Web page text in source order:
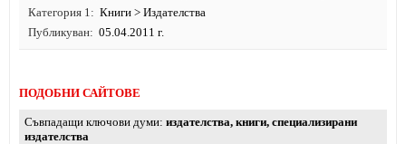
Категория 1
Книги > Издателства
Публикуван
05.04.2011 г.
ПОДОБНИ САЙТОВЕ
Съвпадащи ключови думи издателства, книги, специализирани
издателства